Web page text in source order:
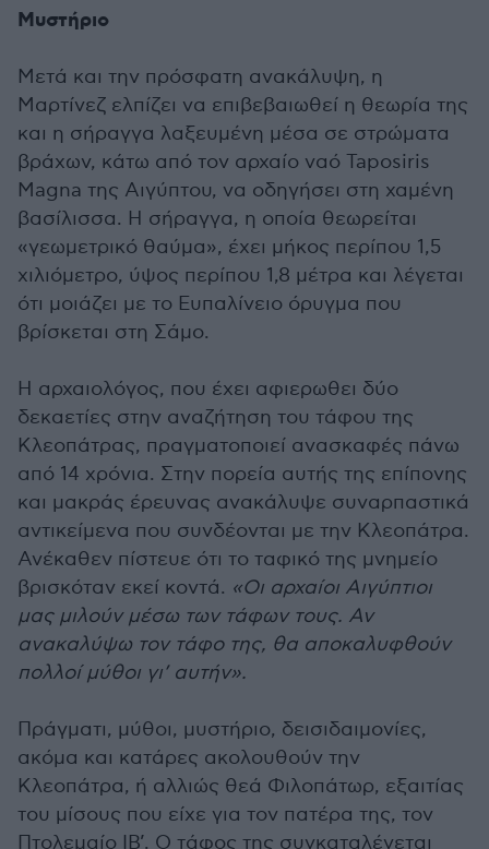
Μυστήριο
Μετά και την πρόσφατη ανακάλυψη, η
Μαρτίνεζ ελπίζει να επιβεβαιωθεί η θεωρία της
και η σήραγγα λαξευμένη μέσα σε στρώματα
βράχων, κάτω από τον αρχαίο ναό Taposiris
Magna της Αιγύπτου, να οδηγήσει στη χαμένη
βασίλισσα. Η σήραγγα, η οποία θεωρείται
«γεωμετρικό θαύμα», έχει μήκος περίπου 1,5
χιλιόμετρο, ύψος περίπου 1,8 μέτρα και λέγεται
ότι μοιάζει με το Ευπαλίνειο όρυγμα που
βρίσκεται στη Σάμο.
Η αρχαιολόγος, που έχει αφιερωθει δύο
δεκαετίες στην αναζήτηση του τάφου της
Κλεοπάτρας, πραγματοποιεί ανασκαφές πάνω
από 14 χρόνια. Στην πορεία αυτής της επίπονης
και μακράς έρευνας ανακάλυψε συναρπαστικά
αντικείμενα που συνδέονται με την Κλεοπάτρα.
Ανέκαθεν πίστευε ότι το ταφικό της μνημείο
βρισκόταν εκεί κοντά. «Οι αρχαίοι Αιγύπτιοι
μας μιλούν μέσω των τάφων τους. Αν
ανακαλύψω τον τάφο της, θα αποκαλυφθούν
πολλοί μύθοι γι’ αυτήν».
Πράγματι, μύθοι, μυστήριο, δεισιδαιμονίες,
ακόμα και κατάρες ακολουθούν την
Κλεοπάτρα, ή αλλιώς θεά Φιλοπάτωρ, εξαιτίας
του μίσους που είχε για τον πατέρα της, τον
Πτολεμαίο ΙΒ’. Ο τάφος της συγκαταλέγεται